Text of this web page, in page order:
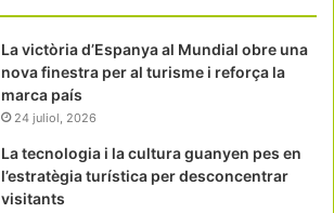
La victòria d’Espanya al Mundial obre una
nova finestra per al turisme i reforça la
marca país
24 juliol, 2026
La tecnologia i la cultura guanyen pes en
l’estratègia turística per desconcentrar
visitants